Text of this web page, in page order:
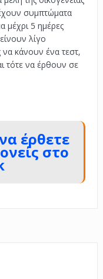
συμπτώματα
μέχρι 5 ημέρες
λίγο
κάνουν ένα τεστ,
τότε να έρθουν σε
έρθετε
στο